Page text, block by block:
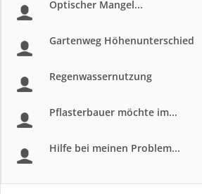
Optischer Mangel...
Gartenweg Höhenunterschied
Regenwassernutzung
Pflasterbauer möchte im...
Hilfe bei meinen Problem...